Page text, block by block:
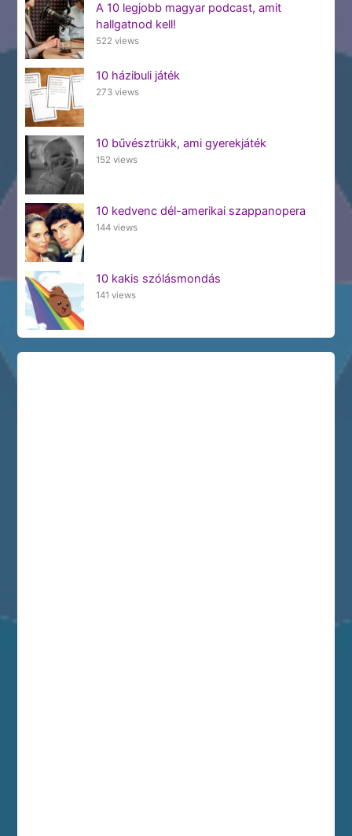
A 10 legjobb magyar podcast, amit
hallgatnod kell!
522 views
10 házibuli játék
273 views
10 bűvésztrükk, ami gyerekjáték
152 views
10 kedvenc dél-amerikai szappanopera
144 views
10 kakis szólásmondás
141 views